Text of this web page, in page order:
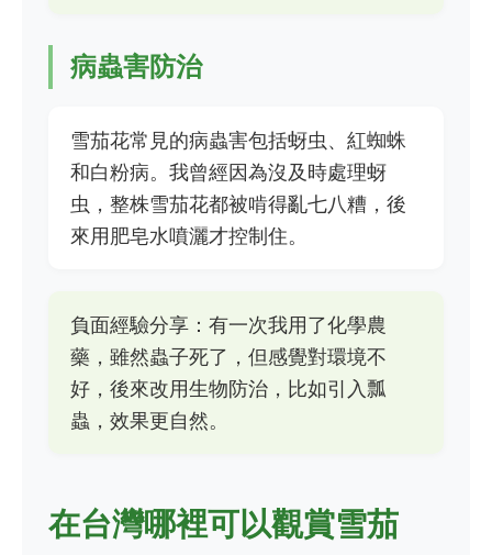
病蟲害防治
雪茄花常見的病蟲害包括蚜虫、紅蜘蛛
和白粉病。我曾經因為沒及時處理蚜
虫，整株雪茄花都被啃得亂七八糟，後
來用肥皂水噴灑才控制住。
負面經驗分享：有一次我用了化學農
藥，雖然蟲子死了，但感覺對環境不
好，後來改用生物防治，比如引入瓢
蟲，效果更自然。
在台灣哪裡可以觀賞雪茄